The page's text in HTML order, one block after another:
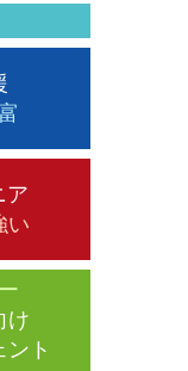
ア
い
け
ント